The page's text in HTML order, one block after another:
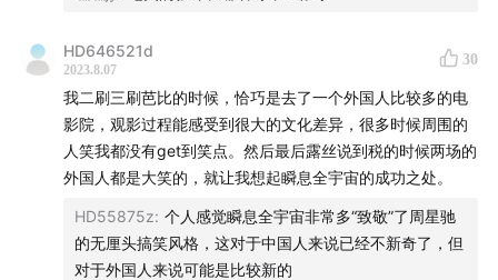
HD646521d
2023.8.07
30
我二刷三刷芭比的时候，恰巧是去了一个外国人比较多的电
影院，观影过程能感受到很大的文化差异，很多时候周围的
人笑我都没有get到笑点。然后最后露丝说到税的时候两场的
外国人都是大笑的，就让我想起瞬息全宇宙的成功之处。
HD55875z: 个人感觉瞬息全宇宙非常多“致敬”了周星驰
的无厘头搞笑风格，这对于中国人来说已经不新奇了，但
对于外国人来说可能是比较新的